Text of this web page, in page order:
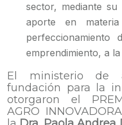
sector, mediante
aporte en
perfeccionamiento
emprendimiento, a
El ministerio de
fundación para la
otorgaron el
AGRO